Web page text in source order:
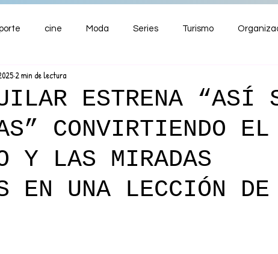
cine Moda Series Turismo
ENTRETENIMIENTO
ESTRENA “ASÍ
CONVIRTIENDO EL
Y LAS MIRADAS
EN UNA LECCIÓN DE
2 min de lectura